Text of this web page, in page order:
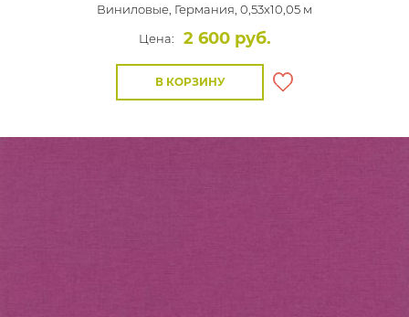
Виниловые, Германия, 0,53x10,05 м
Цена:
2 600 руб.
В КОРЗИНУ